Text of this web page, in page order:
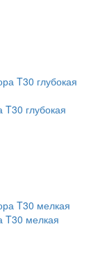
глубокая
T30 мелкая